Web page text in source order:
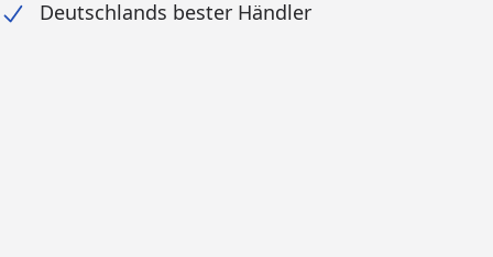
Deutschlands bester Händler